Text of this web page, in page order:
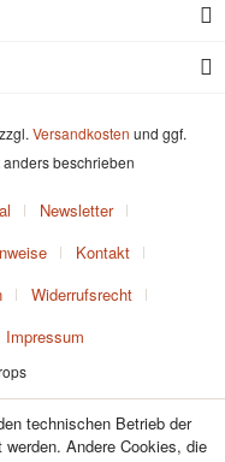
Versandkosten und ggf.
beschrieben
Newsletter
Kontakt
Widerrufsrecht
Impressum
technischen Betrieb der
Andere Cookies, die